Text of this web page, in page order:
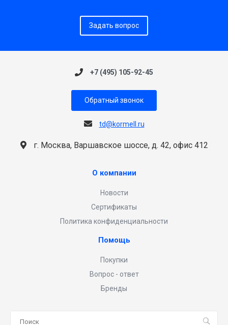
Задать вопрос
+7 (495) 105-92-45
Обратный звонок
td@kormell.ru
г. Москва, Варшавское шоссе, д. 42, офис 412
О компании
Новости
Сертификаты
Политика конфиденциальности
Помощь
Покупки
Вопрос - ответ
Бренды